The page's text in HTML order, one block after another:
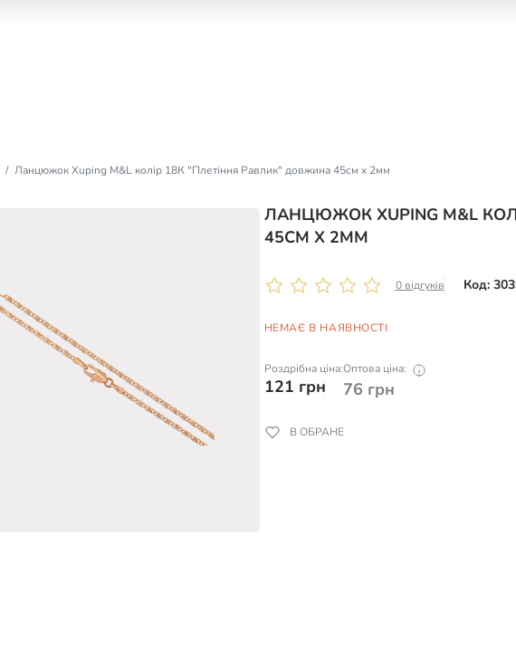
Ланцюжок Xuping M&L колір 18К "Плетіння Равлик" довжина 45см х 2мм
ЛАНЦЮЖОК XUPING M&L
45СМ Х 2ММ
0 відгуків Код:
НЕМАЄ В НАЯВНОСТІ
Роздрібна ціна:
121 грн
Оптова ціна:
76 грн
В ОБРАНЕ